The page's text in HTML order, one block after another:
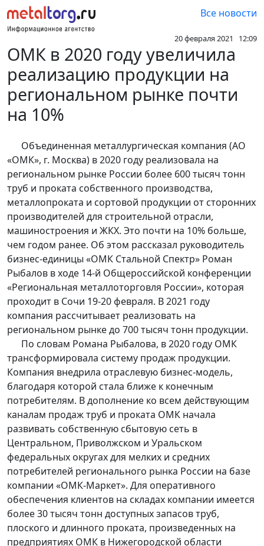
Все новости
20 февраля 2021 12:09
ОМК в 2020 году увеличила
реализацию продукции на
региональном рынке почти
на 10%
Объединенная металлургическая компания (АО
«ОМК», г. Москва) в 2020 году реализовала на
региональном рынке России более 600 тысяч тонн
труб и проката собственного производства,
металлопроката и сортовой продукции от сторонних
производителей для строительной отрасли,
машиностроения и ЖКХ. Это почти на 10% больше,
чем годом ранее. Об этом рассказал руководитель
бизнес-единицы «ОМК Стальной Спектр» Роман
Рыбалов в ходе 14-й Общероссийской конференции
«Региональная металлоторговля России», которая
проходит в Сочи 19-20 февраля. В 2021 году
компания рассчитывает реализовать на
региональном рынке до 700 тысяч тонн продукции.
По словам Романа Рыбалова, в 2020 году ОМК
трансформировала систему продаж продукции.
Компания внедрила отраслевую бизнес-модель,
благодаря которой стала ближе к конечным
потребителям. В дополнение ко всем действующим
каналам продаж труб и проката ОМК начала
развивать собственную сбытовую сеть в
Центральном, Приволжском и Уральском
федеральных округах для мелких и средних
потребителей регионального рынка России на базе
компании «ОМК-Маркет». Для оперативного
обеспечения клиентов на складах компании имеется
более 30 тысяч тонн доступных запасов труб,
плоского и длинного проката, произведенных на
предприятиях ОМК в Нижегородской области